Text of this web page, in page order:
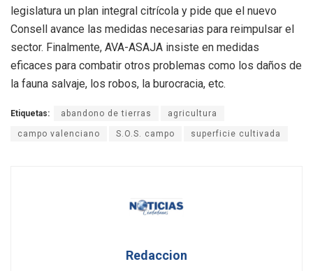
legislatura un plan integral citrícola y pide que el nuevo
Consell avance las medidas necesarias para reimpulsar el
sector. Finalmente, AVA-ASAJA insiste en medidas
eficaces para combatir otros problemas como los daños de
la fauna salvaje, los robos, la burocracia, etc.
Etiquetas: abandono de tierras agricultura
campo valenciano S.O.S. campo superficie cultivada
Redaccion